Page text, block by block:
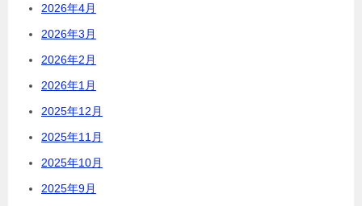
2026年4月
2026年3月
2026年2月
2026年1月
2025年12月
2025年11月
2025年10月
2025年9月